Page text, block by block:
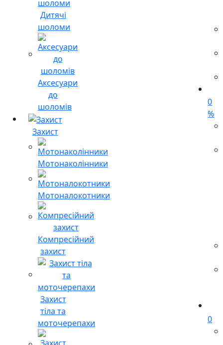
Дитячі
шоломи
Аксесуари
до
шоломів
Захист
Мотонаколінники
Мотоналокотники
Компресійний
захист
Захист
тіла та
моточерепахи
0
%
0